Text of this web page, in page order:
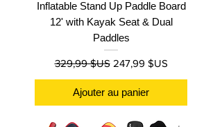
Inflatable Stand Up Paddle Board
12' with Kayak Seat & Dual
Paddles
Prix original
329,99 $US Prix promotionnel
247,99 $US
Ajouter au panier